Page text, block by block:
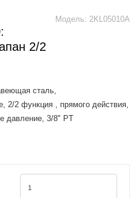
Модель: 2KL05010A
2/2
сталь,
2/2 функция , прямого действия,
давление, 3/8" PT
штекерная розетка